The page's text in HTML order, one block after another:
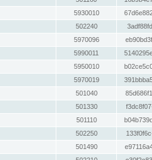
5930010
502240
5970096
5990011
5950010
5970019
501040
501330
501110
502250
501490